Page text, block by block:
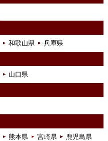
和歌山県 兵庫県
山口県
熊本県 宮崎県 鹿児島県